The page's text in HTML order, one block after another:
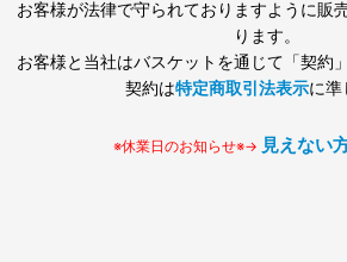
お客様が法律で守られておりますように販
ります。
お客様と当社はバスケットを通じて「契約
契約は特定商取引法表示に準
※休業日のお知らせ※→ 見えない